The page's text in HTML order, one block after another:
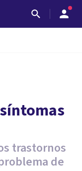
trastornos
de